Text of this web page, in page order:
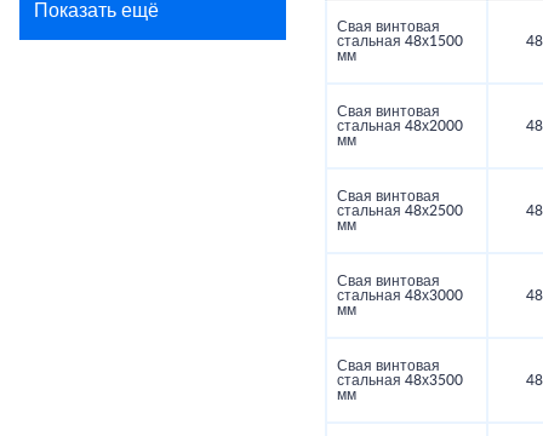
Показать ещё
Свая винтовая
стальная 48х1500
мм
48
Свая винтовая
стальная 48х2000
мм
48
Свая винтовая
стальная 48х2500
мм
48
Свая винтовая
стальная 48х3000
мм
48
Свая винтовая
стальная 48х3500
мм
48